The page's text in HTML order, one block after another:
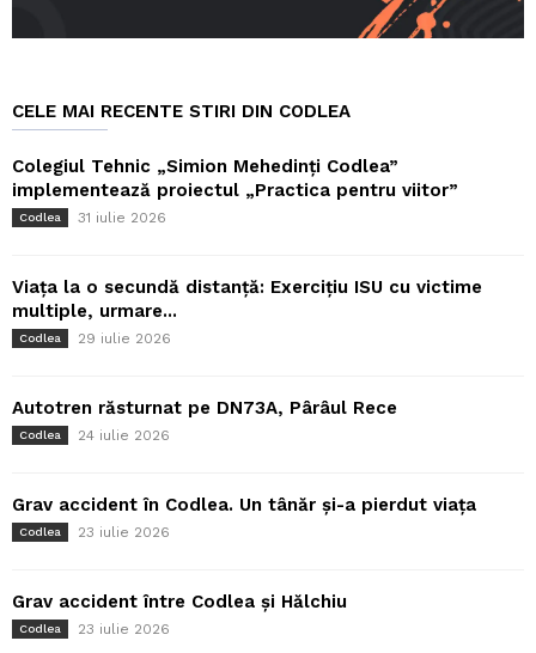
CELE MAI RECENTE STIRI DIN CODLEA
Colegiul Tehnic „Simion Mehedinți Codlea”
implementează proiectul „Practica pentru viitor”
Codlea 31 iulie 2026
Viața la o secundă distanță: Exercițiu ISU cu victime
multiple, urmare...
Codlea 29 iulie 2026
Autotren răsturnat pe DN73A, Pârâul Rece
Codlea 24 iulie 2026
Grav accident în Codlea. Un tânăr și-a pierdut viața
Codlea 23 iulie 2026
Grav accident între Codlea și Hălchiu
Codlea 23 iulie 2026